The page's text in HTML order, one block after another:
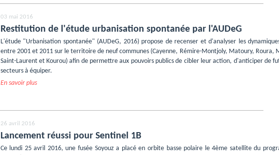
03 mai 2016
Restitution de l'étude urbanisation spontanée par l'AUDeG
L'étude "Urbanisation spontanée" (AUDeG, 2016) propose de recenser et d'analyser les
entre 2001 et 2011 sur le territoire de neuf communes (Cayenne, Rémire-Montjoly, Matoury, Roura,
Saint-Laurent et Kourou) afin de permettre aux pouvoirs publics de cibler leur action, d'anticiper de
secteurs à équiper.
En savoir plus
26 avril 2016
Lancement réussi pour Sentinel 1B
Ce lundi 25 avril 2016, une fusée Soyouz a placé en orbite basse polaire le 4ème satellite du